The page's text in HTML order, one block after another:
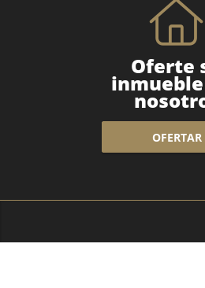
Oferte
OFERTAR